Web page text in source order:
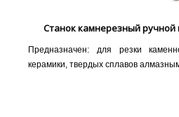
Станок камнерезный ручной
Предназначен: для резки
керамики, твердых сплавов